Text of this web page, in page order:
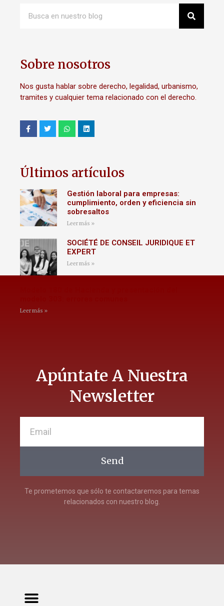
Sobre nosotros
Nos gusta hablar sobre derecho, legalidad, urbanismo,
tramites y cualquier tema relacionado con el derecho.
Últimos artículos
Gestión laboral para empresas:
cumplimiento, orden y eficiencia sin
sobresaltos
Leer más »
SOCIÉTÉ DE CONSEIL JURIDIQUE ET
EXPERT
Leer más »
Leer más »
Apúntate A Nuestra
Newsletter
Send
Te prometemos que sólo te contactaremos para temas
relacionados con nuestro blog.